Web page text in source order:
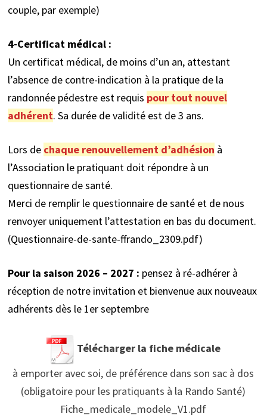
couple, par exemple)
4-Certificat médical :
Un certificat médical, de moins d’un an, attestant
l’absence de contre-indication à la pratique de la
randonnée pédestre est requis pour tout nouvel
adhérent. Sa durée de validité est de 3 ans.
Lors de chaque renouvellement d’adhésion à
l’Association le pratiquant doit répondre à un
questionnaire de santé.
Merci de remplir le questionnaire de santé et de nous
renvoyer uniquement l’attestation en bas du document.
(Questionnaire-de-sante-ffrando_2309.pdf)
Pour la saison 2026 – 2027 : pensez à ré-adhérer à
réception de notre invitation et bienvenue aux nouveaux
adhérents dès le 1er septembre
Télécharger la fiche médicale
à emporter avec soi, de préférence dans son sac à dos
(obligatoire pour les pratiquants à la Rando Santé)
Fiche_medicale_modele_V1.pdf